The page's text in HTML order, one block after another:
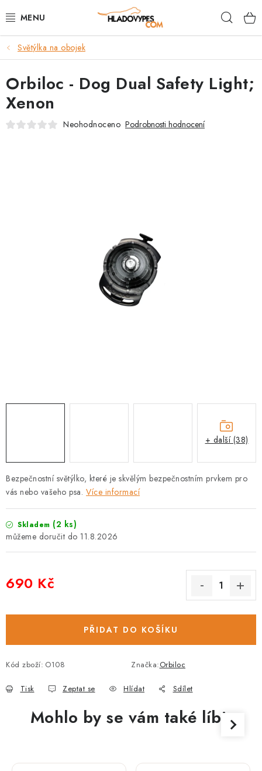
na
POTŘEBY PRO PSY
TAMI PŘEPRAVNÍ BOXY
SPORT SE PSEM
Výměna, vrácení a reklamace
Obchodní podmínky
Hodnocení obchodu
FAQ
Světýlka na obojek
Bezpečnostní světýlko, které je skvělým bezpečnostním prvkem pro
vás nebo vašeho psa. Více informací
Skladem (2 ks)
11.8.2026
690 Kč
PŘIDAT DO KOŠÍKU
Kód zboží: O108 Značka:Orbiloc
Tisk Zeptat se Hlídat Sdílet
Orbiloc - Dog Dual Safety Light;
Xenon
Neohodnoceno Podrobnosti hodnocení
+ další (38)
Mohlo by se vám také líbit